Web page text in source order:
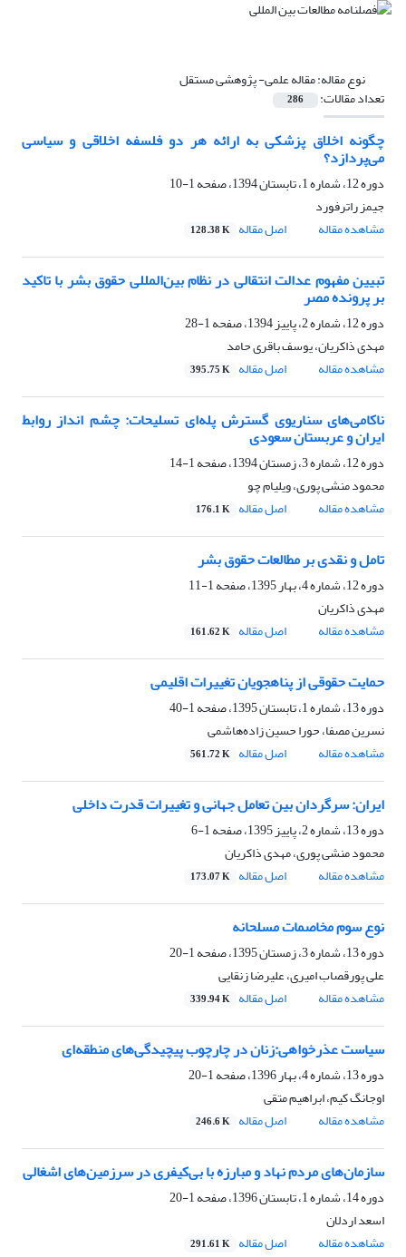
نوع مقاله:مقاله علمی- پژوهشی مستقل
تعداد مقالات: 286
چگونه اخلاق پزشکی به ارائه هر دو فلسفه اخلاقی و سیاسی
می‌پردازد؟
دوره 12، شماره 1، تابستان 1394، صفحه
1-10
جیمز راترفورد
مشاهده مقاله
اصل مقاله 128.38 K
تبیین مفهوم عدالت انتقالی در نظام بین‌المللی حقوق بشر با تاکید
بر پرونده مصر
دوره 12، شماره 2، پاییز 1394، صفحه
1-28
مهدی ذاکریان، یوسف باقری حامد
مشاهده مقاله
اصل مقاله 395.75 K
ناکامی‌های سناریوی گسترش پله‌ای تسلیحات: چشم انداز روابط
ایران و عربستان سعودی
دوره 12، شماره 3، زمستان 1394، صفحه
1-14
محمود منشی پوری، ویلیام چو
مشاهده مقاله
اصل مقاله 176.1 K
تامل و نقدی بر مطالعات حقوق بشر
دوره 12، شماره 4، بهار 1395، صفحه
1-11
مهدی ذاکریان
مشاهده مقاله
اصل مقاله 161.62 K
حمایت حقوقی از پناهجویان تغییرات اقلیمی
دوره 13، شماره 1، تابستان 1395، صفحه
1-40
نسرین مصفا، حورا حسین زاده‌هاشمی
مشاهده مقاله
اصل مقاله 561.72 K
ایران: سرگردان بین تعامل جهانی و تغییرات قدرت داخلی
دوره 13، شماره 2، پاییز 1395، صفحه
1-6
محمود منشی پوری، مهدی ذاکریان
مشاهده مقاله
اصل مقاله 173.07 K
نوع سوم مخاصمات مسلحانه
دوره 13، شماره 3، زمستان 1395، صفحه
1-20
علی پورقصاب امیری، علیرضا زنقایی
مشاهده مقاله
اصل مقاله 339.94 K
سیاست عذرخواهی:زنان در چارچوب پیچیدگی‌های منطقه‌ای
دوره 13، شماره 4، بهار 1396، صفحه
1-20
اوجانگ کیم، ابراهیم متقی
مشاهده مقاله
اصل مقاله 246.6 K
سازمان‌های مردم نهاد و مبارزه با بی‌کیفری در سرزمین‌های اشغالی
دوره 14، شماره 1، تابستان 1396، صفحه
1-20
اسعد اردلان
مشاهده مقاله
اصل مقاله 291.61 K